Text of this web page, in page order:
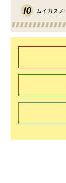
10 ムイカスノ